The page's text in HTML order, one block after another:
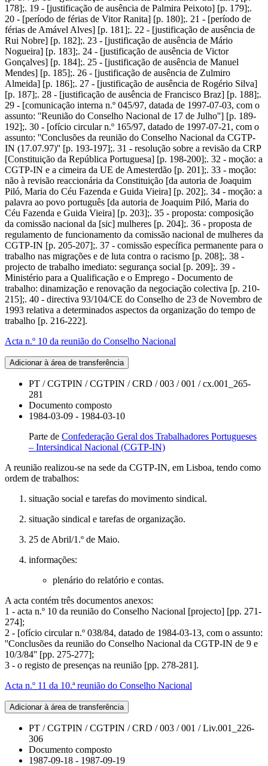
178];. 19 - [justificação de ausência de Palmira Peixoto] [p. 179];.
20 - [período de férias de Vitor Ranita] [p. 180];. 21 - [período de
férias de Amável Alves] [p. 181];. 22 - [justificação de ausência de
Rui Nobre] [p. 182];. 23 - [justificação de ausência de Mário
Nogueira] [p. 183];. 24 - [justificação de ausência de Victor
Gonçalves] [p. 184];. 25 - [justificação de ausência de Manuel
Mendes] [p. 185];. 26 - [justificação de ausência de Zulmiro
Almeida] [p. 186];. 27 - [justificação de ausência de Rogério Silva]
[p. 187];. 28 - [justificação de ausência de Francisco Braz] [p. 188];.
29 - [comunicação interna n.º 045/97, datada de 1997-07-03, com o
assunto: ''Reunião do Conselho Nacional de 17 de Julho''] [p. 189-
192];. 30 - [ofício circular n.º 165/97, datado de 1997-07-21, com o
assunto: ''Conclusões da reunião do Conselho Nacional da CGTP-
IN (17.07.97)'' [p. 193-197];. 31 - resolução sobre a revisão da CRP
[Constituição da República Portuguesa] [p. 198-200];. 32 - moção: a
CGTP-IN e a cimeira da UE de Amesterdão [p. 201];. 33 - moção:
não à revisão reaccionária da Constituição [da autoria de Joaquim
Piló, Maria do Céu Fazenda e Guida Vieira] [p. 202];. 34 - moção: a
palavra ao povo português [da autoria de Joaquim Piló, Maria do
Céu Fazenda e Guida Vieira] [p. 203];. 35 - proposta: composição
da comissão nacional da [sic] mulheres [p. 204];. 36 - proposta de
regulamento de funcionamento da comissão nacional de mulheres da
CGTP-IN [p. 205-207];. 37 - comissão específica permanente para o
trabalho nas migrações e de luta contra o racismo [p. 208];. 38 -
projecto de trabalho imediato: segurança social [p. 209];. 39 -
Ministério para a Qualificação e o Emprego - Documento de
trabalho: dinamização e renovação da negociação colectiva [p. 210-
215];. 40 - directiva 93/104/CE do Conselho de 23 de Novembro de
1993 relativa a determinados aspectos da organização do tempo de
trabalho [p. 216-222].
Acta n.º 10 da reunião do Conselho Nacional
Adicionar à área de transferência
PT / CGTPIN / CGTPIN / CRD / 003 / 001 / cx.001_265-
281
Documento composto
1984-03-09 - 1984-03-10
Parte de Confederação Geral dos Trabalhadores Portugueses
– Intersindical Nacional (CGTP-IN)
A reunião realizou-se na sede da CGTP-IN, em Lisboa, tendo como
ordem de trabalhos:
situação social e tarefas do movimento sindical.
situação sindical e tarefas de organização.
25 de Abril/1.º de Maio.
informações:
plenário do relatório e contas.
A acta contém três documentos anexos:
1 - acta n.º 10 da reunião do Conselho Nacional [projecto] [pp. 271-
274];
2 - [ofício circular n.º 038/84, datado de 1984-03-13, com o assunto:
''Conclusões da reunião do Conselho Nacional da CGTP-IN de 9 e
10/3/84'' [pp. 275-277];
3 - o registo de presenças na reunião [pp. 278-281].
Acta n.º 11 da 10.ª reunião do Conselho Nacional
Adicionar à área de transferência
PT / CGTPIN / CGTPIN / CRD / 003 / 001 / Liv.001_226-
306
Documento composto
1987-09-18 - 1987-09-19